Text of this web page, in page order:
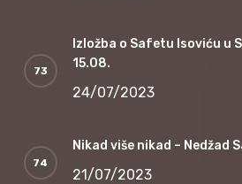
Izložba o Safetu Isoviću u
15.08.
24/07/2023
Nikad više nikad – Nedžad
21/07/2023